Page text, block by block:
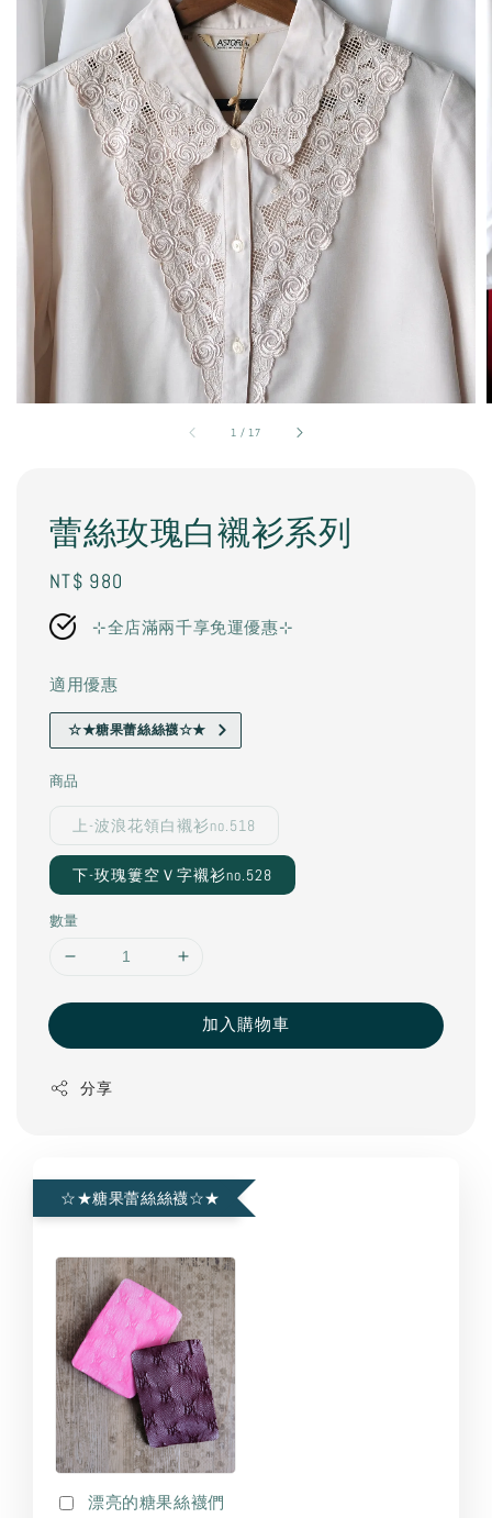
1 / 17
蕾絲玫瑰白襯衫系列
Regular
price
NT$ 980
⊹全店滿兩千享免運優惠⊹
適用優惠
☆★糖果蕾絲絲襪☆★
商品
上-波浪花領白襯衫no.518
下-玫瑰簍空Ｖ字襯衫no.528
數量
加入購物車
分享
☆★糖果蕾絲絲襪☆★
漂亮的糖果絲襪們